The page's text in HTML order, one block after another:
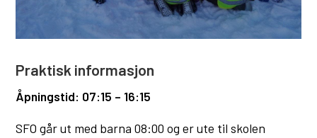
Praktisk informasjon
Åpningstid: 07:15 – 16:15
SFO går ut med barna 08:00 og er ute til skolen